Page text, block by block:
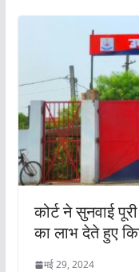
कोर्ट ने सुनवाई
का लाभ देते हुए
मई 29, 2024